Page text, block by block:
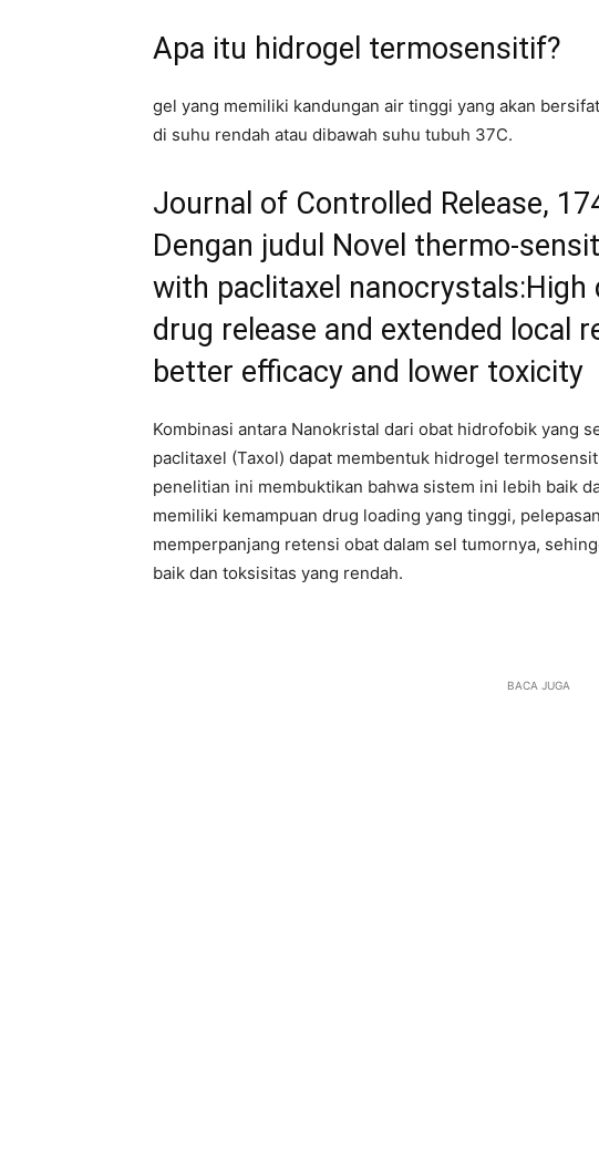
Apa itu hidrogel termosensitif?
gel yang memiliki kandungan air tinggi yang akan
di suhu rendah atau dibawah suhu tubuh 37C.
Journal of Controlled Release,
Dengan judul Novel thermo-
with paclitaxel nanocrystals:High
drug release and extended local
better efficacy and lower toxicity
Kombinasi antara Nanokristal dari obat hidrofobik yang
paclitaxel (Taxol) dapat membentuk hidrogel
penelitian ini membuktikan bahwa sistem ini lebih baik
memiliki kemampuan drug loading yang tinggi,
memperpanjang retensi obat dalam sel tumornya,
baik dan toksisitas yang rendah.
BACA JUGA